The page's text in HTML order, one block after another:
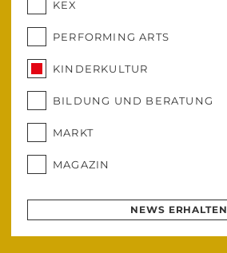
KEX
PERFORMING ARTS
KINDERKULTUR
BILDUNG UND BERATUNG
MARKT
MAGAZIN
NEWS ERHALTEN